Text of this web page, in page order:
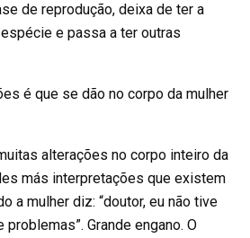
de reprodução, deixa de ter a
e passa a ter outras
é que se dão no corpo da mulher
alterações no corpo inteiro da
más interpretações que existem
a mulher diz: “doutor, eu não tive
Grande engano. O